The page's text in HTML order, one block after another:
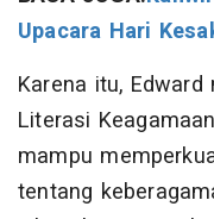
Upacara Hari
Karena itu,
Literasi
mampu
tentang